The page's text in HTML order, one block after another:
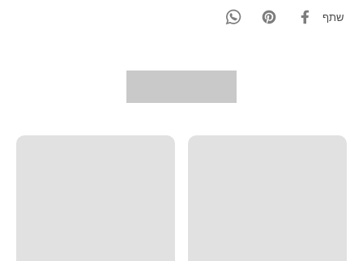
שתף